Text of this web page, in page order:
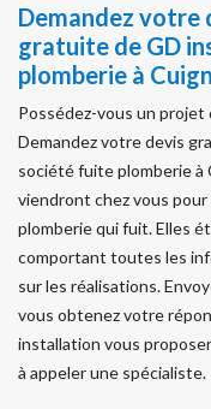
Demandez
gratuite de GD
plomberie à
Possédez-vous un
Demandez votre devis
société fuite plomberie à
viendront chez vous
plomberie qui fuit. Elles
comportant toutes les
sur les réalisations.
vous obtenez votre
installation vous
à appeler une spécialiste.